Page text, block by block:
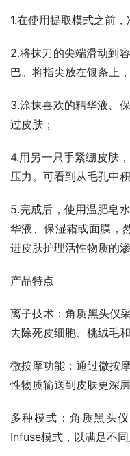
1.在使用提取模式之前，
2.将抹刀的尖端滑动到
巴。将指尖放在银条上
3.涂抹喜欢的精华液、
过皮肤；
4.用另一只手紧绷皮肤
压力。可看到从毛孔中
5.完成后，使用温肥皂
华液、保湿霜或面膜，
进皮肤护理活性物质的渗
产品特点
离子技术：角质黑头仪
去除死皮细胞、桃绒毛
微按摩功能：通过微按
性物质输送到皮肤更深
多种模式：角质黑头
Infuse模式，以满足不同